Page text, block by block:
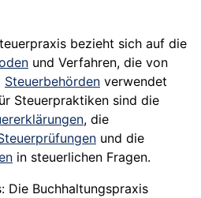
bezieht sich auf die
und Verfahren, die von
Steuerbehörden verwendet
Steuerpraktiken sind die
, die
und die
in steuerlichen Fragen.
Die Buchhaltungspraxis